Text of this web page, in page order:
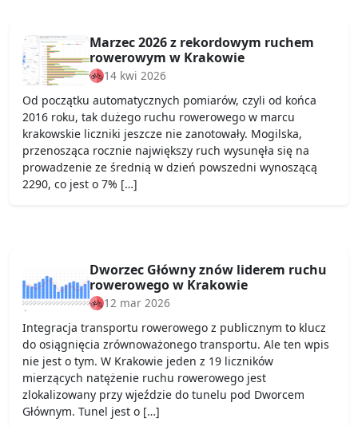
Marzec 2026 z rekordowym ruchem
rowerowym w Krakowie
14 kwi 2026
Od początku automatycznych pomiarów, czyli od końca
2016 roku, tak dużego ruchu rowerowego w marcu
krakowskie liczniki jeszcze nie zanotowały. Mogilska,
przenosząca rocznie największy ruch wysunęła się na
prowadzenie ze średnią w dzień powszedni wynoszącą
2290, co jest o 7% […]
Dworzec Główny znów liderem ruchu
rowerowego w Krakowie
12 mar 2026
Integracja transportu rowerowego z publicznym to klucz
do osiągnięcia zrównoważonego transportu. Ale ten wpis
nie jest o tym. W Krakowie jeden z 19 liczników
mierzących natężenie ruchu rowerowego jest
zlokalizowany przy wjeździe do tunelu pod Dworcem
Głównym. Tunel jest o […]